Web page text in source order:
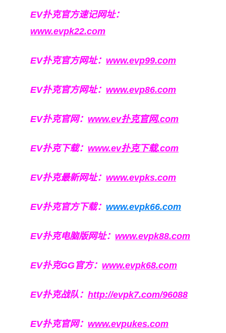
EV扑克官方速记网址：
www.evpk22.com
EV扑克官方网址： www.evp99.com
EV扑克官方网址： www.evp86.com
EV扑克官网： www.ev扑克官网.com
EV扑克下载： www.ev扑克下载.com
EV扑克最新网址： www.evpks.com
EV扑克官方下载： www.evpk66.com
EV扑克电脑版网址： www.evpk88.com
EV扑克GG官方： www.evpk68.com
EV扑克战队： http://evpk7.com/96088
EV扑克官网： www.evpukes.com